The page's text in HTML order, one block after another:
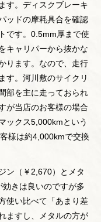
す。ディスクブレーキ
ッドの摩耗具合を確認
です。0.5mm厚まで使
キャリパーから抜かな
ります。なので、走行
す。河川敷のサイクリ
部を主に走っておられ
が当店のお客様の場合
ックス5,000kmという
様は約4,000kmで交換
ン（￥2,670）とメタ
きは良いのですが多
使い比べて「あまり差
ますし、メタルの方が